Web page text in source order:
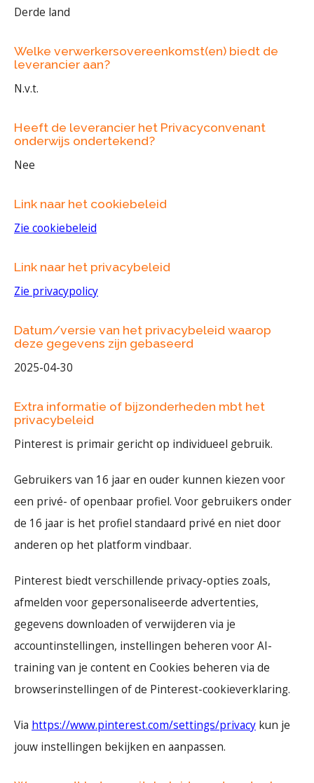
Derde land
Welke verwerkersovereenkomst(en) biedt de
leverancier aan?
N.v.t.
Heeft de leverancier het Privacyconvenant
onderwijs ondertekend?
Nee
Link naar het cookiebeleid
Zie cookiebeleid
Link naar het privacybeleid
Zie privacypolicy
Datum/versie van het privacybeleid waarop
deze gegevens zijn gebaseerd
2025-04-30
Extra informatie of bijzonderheden mbt het
privacybeleid
Pinterest is primair gericht op individueel gebruik.
Gebruikers van 16 jaar en ouder kunnen kiezen voor
een privé- of openbaar profiel. Voor gebruikers onder
de 16 jaar is het profiel standaard privé en niet door
anderen op het platform vindbaar.
Pinterest biedt verschillende privacy-opties zoals,
afmelden voor gepersonaliseerde advertenties,
gegevens downloaden of verwijderen via je
accountinstellingen, instellingen beheren voor AI-
training van je content en Cookies beheren via de
browserinstellingen of de Pinterest-cookieverklaring.
Via https://www.pinterest.com/settings/privacy kun je
jouw instellingen bekijken en aanpassen.